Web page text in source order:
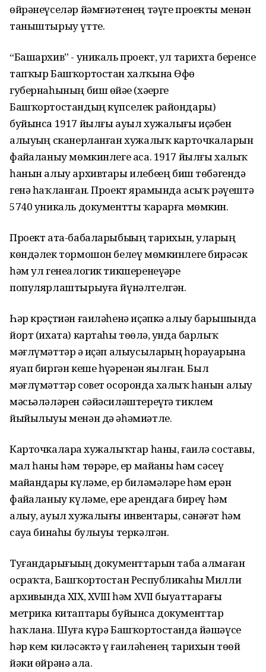
өйрәнеүселәр йәмғиәтенең тәүге проекты менән
таныштырыу үтте.
“Башархив” - уникаль проект, ул тарихта беренсе
тапҡыр Башҡортостан халҡына Өфө
губернаһының биш өйәҙе (хәҙерге
Башҡортостандың күпселек райондары)
буйынса 1917 йылғы ауыл хужалығы иҫәбен
алыуҙың сканерланған хужалыҡ карточкаларын
файҙаланыу мөмкинлеге аса. 1917 йылғы халыҡ
һанын алыу архивтары илебеҙҙең биш төбәгендә
генә һаҡланған. Проект ярҙамында асыҡ рәүештә
5740 уникаль документты ҡарарға мөмкин.
Проект ата-бабаларыбыҙҙың тарихын, уларҙың
көндәлек тормошон белеү мөмкинлеге бирәсәк
һәм ул генеалогик тикшеренеүҙәрҙе
популярлаштырыуға йүнәлтелгән.
Һәр крәҫтиән ғаиләһенә иҫәпкә алыу барышында
йорт (ихата) картаһы төҙөлә, унда барлыҡ
мәғлүмәттәр ҙә иҫәп алыусыларҙың һорауҙарына
яуап биргән кеше һүҙҙәренән яҙылған. Был
мәғлүмәттәр совет осоронда халыҡ һанын алыу
мәсьәләләрен сәйәсиләштереүгә тиклем
йыйылыуы менән дә әһәмиәтле.
Карточкаларҙа хужалыҡтар һаны, ғаилә составы,
мал һаны һәм төрҙәре, ер майҙаны һәм сәсеү
майҙандары күләме, ер биләмәләре һәм ерҙән
файҙаланыу күләме, ерҙе арендаға биреү һәм
алыу, ауыл хужалығы инвентары, сәнәғәт һәм
сауҙа бинаһы булыуы теркәлгән.
Туғандарығыҙҙың документтарын таба алмаған
осраҡта, Башҡортостан Республикаһы Милли
архивында XIX, XVIII һәм XVII быуаттарҙағы
метрика китаптары буйынса документтар
һаҡлана. Шуға күрә Башҡортостанда йәшәүсе
һәр кем киләсәктә үҙ ғаиләһенең тарихын төҙөй
йәки өйрәнә ала.